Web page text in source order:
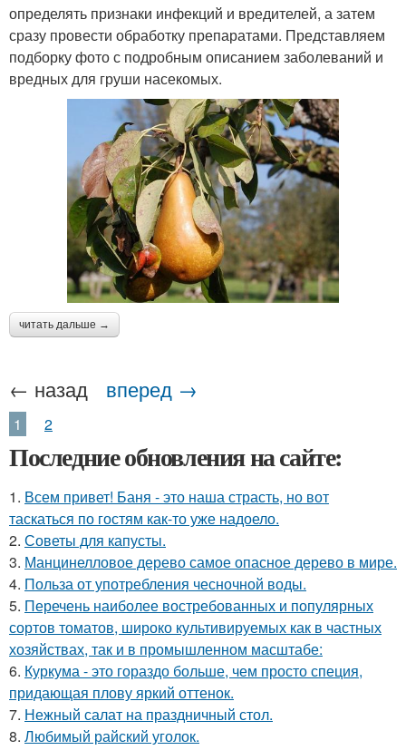
определять признаки инфекций и вредителей, а затем
сразу провести обработку препаратами. Представляем
подборку фото с подробным описанием заболеваний и
вредных для груши насекомых.
читать дальше →
← назад вперед →
1 2
Последние обновления на сайте:
1. Всем привет! Баня - это наша страсть, но вот
таскаться по гостям как-то уже надоело.
2. Советы для капусты.
3. Манцинелловое дерево самое опасное дерево в мире.
4. Польза от употребления чесночной воды.
5. Перечень наиболее востребованных и популярных
сортов томатов, широко культивируемых как в частных
хозяйствах, так и в промышленном масштабе:
6. Куркума - это гораздо больше, чем просто специя,
придающая плову яркий оттенок.
7. Нежный салат на праздничный стол.
8. Любимый райский уголок.